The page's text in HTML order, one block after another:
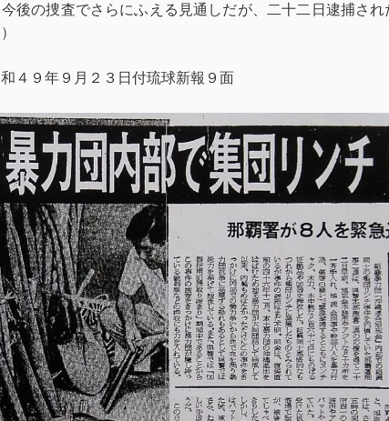
後の捜査でさらにふえる見通しだが、二十二日逮捕さ
４９年９月２３日付琉球新報９面